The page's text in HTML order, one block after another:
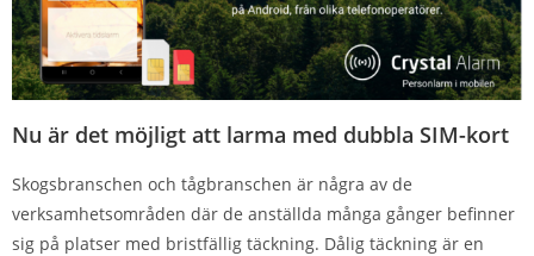
Nu är det möjligt att larma med dubbla SIM-kort
Skogsbranschen och tågbranschen är några av de
verksamhetsområden där de anställda många gånger befinner
sig på platser med bristfällig täckning. Dålig täckning är en